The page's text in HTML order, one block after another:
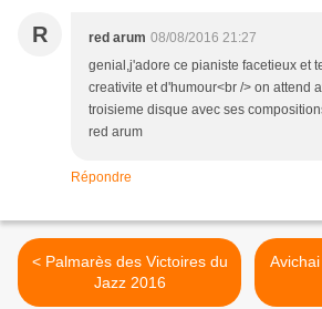
R red arum 08/08/2016 21:27
genial,j'adore ce pianiste facetieux et
creativite et d'humour<br /> on attend
troisieme disque avec ses
red arum
Répondre
< Palmarès des Victoires du
Jazz 2016